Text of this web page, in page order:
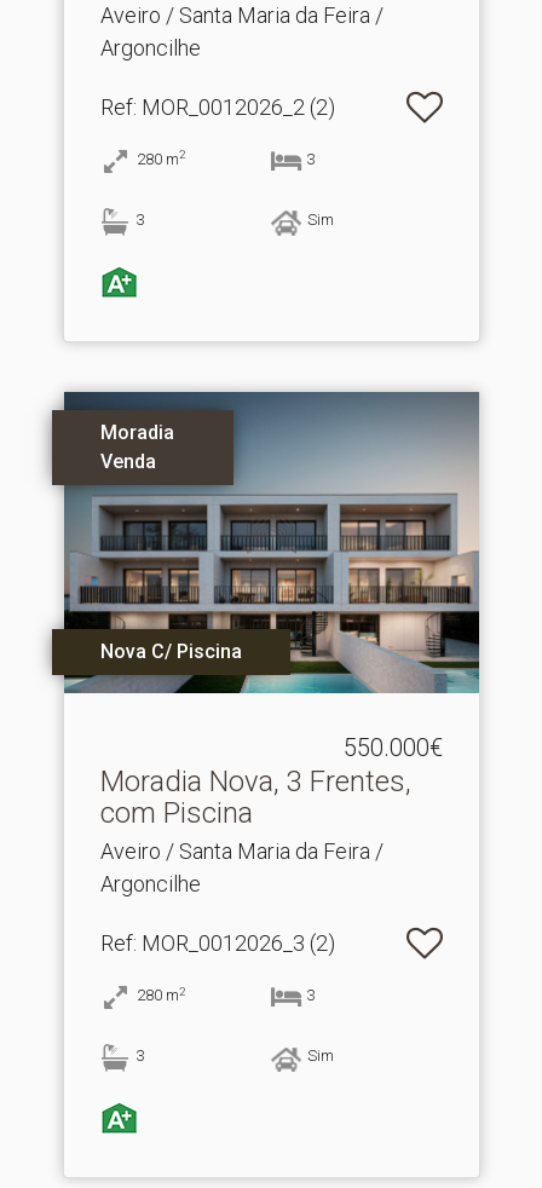
Aveiro / Santa Maria da Feira /
Argoncilhe
Ref: MOR_0012026_2 (2)
280 m2 3
3 Sim
Moradia
Venda
Nova C/ Piscina
550.000€
Moradia Nova, 3 Frentes,
com Piscina
Aveiro / Santa Maria da Feira /
Argoncilhe
Ref: MOR_0012026_3 (2)
280 m2 3
3 Sim